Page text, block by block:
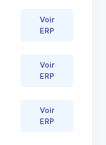
Voir
ERP
Voir
ERP
Voir
ERP